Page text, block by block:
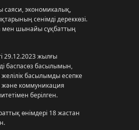
саяси, экономикалық,
сенімді дереккөзі.
мен шынайы сұқбаттың
29.12.2023 жылғы
баспасөз басылымын,
желілік басылымды есепке
және коммуникация
берілген.
өнімдері 18 жастан